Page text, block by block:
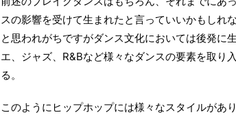
スの影響を受けて生まれたと言っていいかもしれ
と思われがちですがダンス文化においては後発に
エ、ジャズ、R&Bなど様々なダンスの要素を取り
る。
このようにヒップホップには様々なスタイルがあ